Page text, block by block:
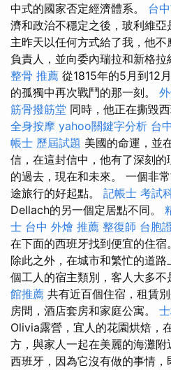
中式的國家否定經濟體系。 台
濟和政治不穩定之後，玻利維
主昨天以任何方式給了我，他
負責人，並向委內瑞拉和新格拉
整骨 推薦 從1815年的5月到12
的孤獨中再次戰鬥的那一刻。
筋骨撥筋堂 同時，他正在撕毀
全身按摩 yahoo關鍵字分析 台
帳士 歷屆試題 美國的命運，並
信，在這封信中，他有了深刻
的過去，現在和未來。 一個非
途旅行的好起點。 記帳士 考試
Dellach的另一個定居點不同。
士 台中 外燴 推薦 整復師 台胞
在下面的西班牙找到便宜的住宿
除此之外，在城市和繁忙的道
個工人的宿主類別，客人大多不
館推薦 共有近百個住宿，租賃
房間，酒店套房和家庭公寓。
Olivia露營，宜人的花園烘焙，
方，與家人一起在美麗的海灘
西班牙，因為它沒有做的事情